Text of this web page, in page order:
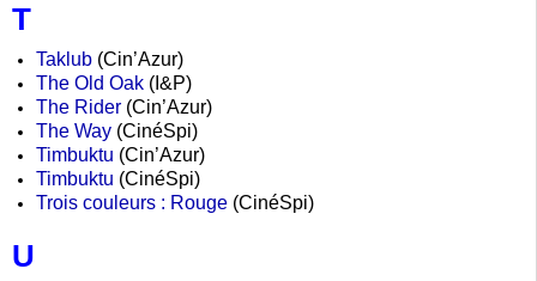
T
Taklub (Cin’Azur)
The Old Oak (I&P)
The Rider (Cin’Azur)
The Way (CinéSpi)
Timbuktu (Cin’Azur)
Timbuktu (CinéSpi)
Trois couleurs : Rouge (CinéSpi)
U